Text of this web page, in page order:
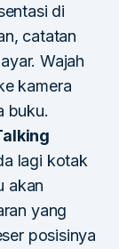
di
catatan
Wajah
kamera
buku.
lagi kotak
akan
yang
posisinya